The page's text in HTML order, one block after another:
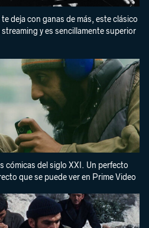
deja con ganas de más, este clásico
y es sencillamente superior
cómicas del siglo XXI. Un perfecto
que se puede ver en Prime Video